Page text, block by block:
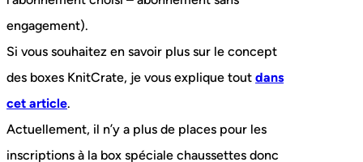
engagement).
Si vous souhaitez en savoir plus sur le concept
des boxes KnitCrate, je vous explique tout dans
cet article.
Actuellement, il n’y a plus de places pour les
inscriptions à la box spéciale chaussettes donc